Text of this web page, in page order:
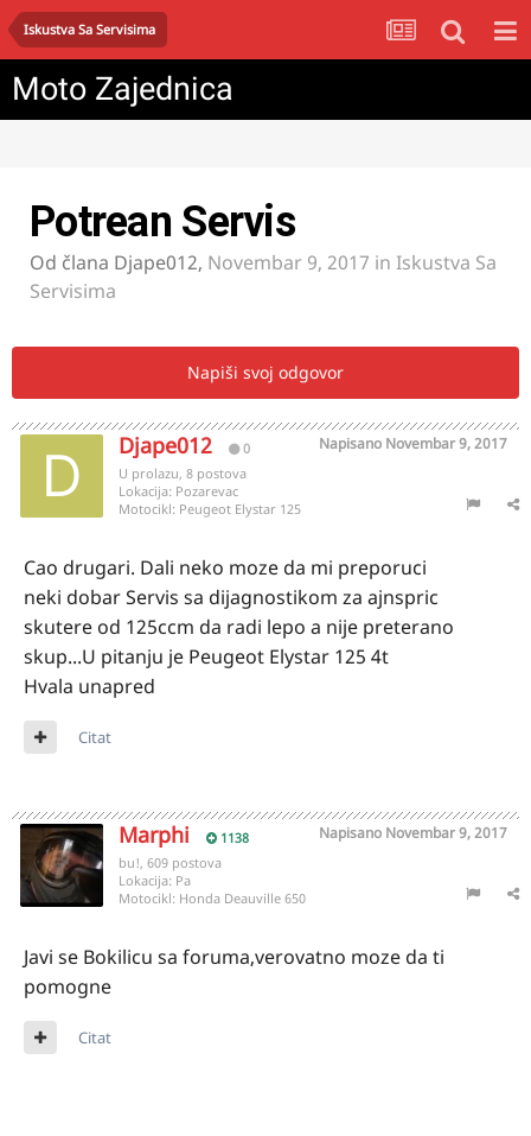
Iskustva Sa Servisima
Moto Zajednica
Potrean Servis
Od člana Djape012, Novembar 9, 2017 in Iskustva Sa
Servisima
Napiši svoj odgovor
Djape012 0 Napisano Novembar 9, 2017
U prolazu, 8 postova
Lokacija: Pozarevac
Motocikl: Peugeot Elystar 125
Cao drugari. Dali neko moze da mi preporuci
neki dobar Servis sa dijagnostikom za ajnspric
skutere od 125ccm da radi lepo a nije preterano
skup...U pitanju je Peugeot Elystar 125 4t
Hvala unapred
Citat
Marphi 1138 Napisano Novembar 9, 2017
bu!, 609 postova
Lokacija: Pa
Motocikl: Honda Deauville 650
Javi se Bokilicu sa foruma,verovatno moze da ti
pomogne
Citat